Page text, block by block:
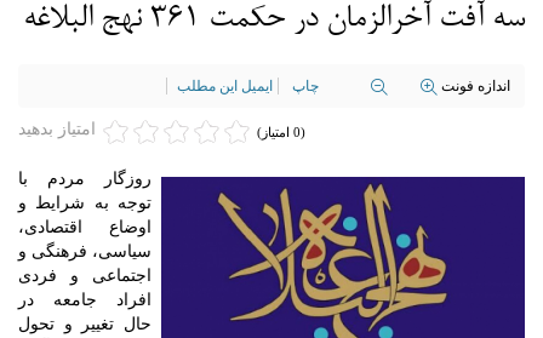
سه آفت آخرالزمان در حکمت 361 نهج البلاغه
اندازه فونت چاپ ایمیل این مطلب
امتیاز بدهید (0 امتیاز)
روزگار مردم با
توجه به شرایط و
اوضاع اقتصادی،
سیاسی، فرهنگی و
اجتماعی و فردی
افراد جامعه در
حال تغییر و تحول